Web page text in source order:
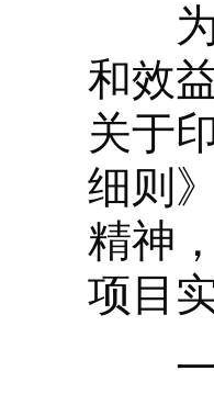
为
和效
关于
细则
精神
项目
一